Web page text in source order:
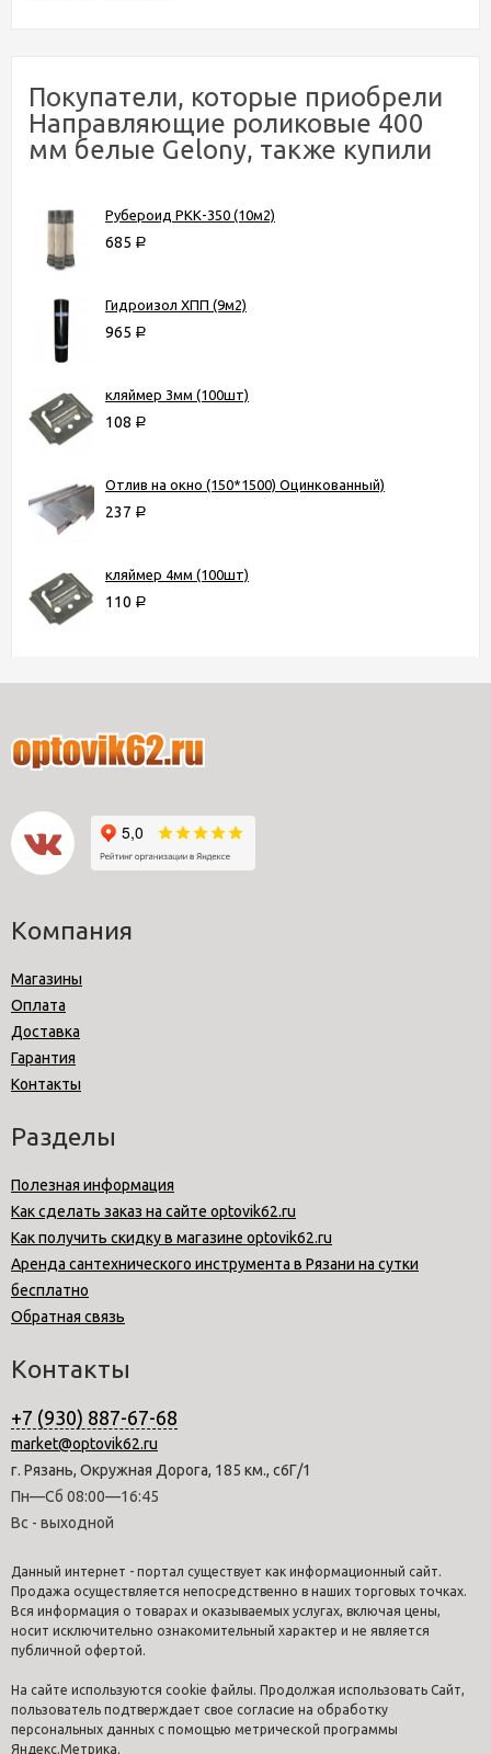
Покупатели, которые приобрели
Направляющие роликовые 400
мм белые Gelony, также купили
Рубероид РКК-350 (10м2)
685 Р
Гидроизол ХПП (9м2)
965 Р
кляймер 3мм (100шт)
108 Р
Отлив на окно (150*1500) Оцинкованный)
237 Р
кляймер 4мм (100шт)
110 Р
Компания
Магазины
Оплата
Доставка
Гарантия
Контакты
Разделы
Полезная информация
Как сделать заказ на сайте optovik62.ru
Как получить скидку в магазине optovik62.ru
Аренда сантехнического инструмента в Рязани на сутки
бесплатно
Обратная связь
Контакты
+7 (930) 887-67-68
market@optovik62.ru
г. Рязань, Окружная Дорога, 185 км., с6Г/1
Пн—Сб 08:00—16:45
Вс - выходной
Данный интернет - портал существует как информационный сайт.
Продажа осуществляется непосредственно в наших торговых точках.
Вся информация о товарах и оказываемых услугах, включая цены,
носит исключительно ознакомительный характер и не является
публичной офертой.
На сайте используются cookie файлы. Продолжая использовать Сайт,
пользователь подтверждает свое согласие на обработку
персональных данных с помощью метрической программы
Яндекс.Метрика.